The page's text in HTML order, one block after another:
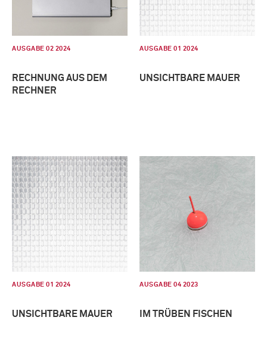
AUSGABE 02 2024
RECHNUNG AUS DEM
RECHNER
AUSGABE 01 2024
UNSICHTBARE MAUER
AUSGABE 01 2024
UNSICHTBARE MAUER
AUSGABE 04 2023
IM TRÜBEN FISCHEN